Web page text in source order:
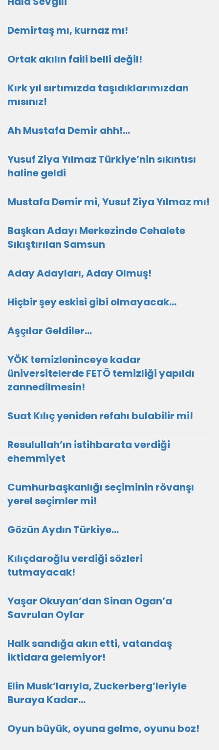
Demirtaş mı, kurnaz mı!
Ortak akılın faili belli değil!
Kırk yıl sırtımızda taşıdıklarımızdan
mısınız!
Ah Mustafa Demir ahh!…
Yusuf Ziya Yılmaz Türkiye’nin sıkıntısı
haline geldi
Mustafa Demir mi, Yusuf Ziya Yılmaz mı!
Başkan Adayı Merkezinde Cehalete
Sıkıştırılan Samsun
Aday Adayları, Aday Olmuş!
Hiçbir şey eskisi gibi olmayacak…
Aşçılar Geldiler…
YÖK temizleninceye kadar
üniversitelerde FETÖ temizliği yapıldı
zannedilmesin!
Suat Kılıç yeniden refahı bulabilir mi!
Resulullah’ın istihbarata verdiği
ehemmiyet
Cumhurbaşkanlığı seçiminin rövanşı
yerel seçimler mi!
Gözün Aydın Türkiye…
Kılıçdaroğlu verdiği sözleri
tutmayacak!
Yaşar Okuyan’dan Sinan Ogan’a
Savrulan Oylar
Halk sandığa akın etti, vatandaş
iktidara gelemiyor!
Elin Musk’larıyla, Zuckerberg’leriyle
Buraya Kadar…
Oyun büyük, oyuna gelme, oyunu boz!